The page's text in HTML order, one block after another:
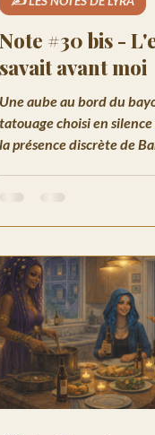
Note #30 bis -
savait avant moi
Une aube au bord du
tatouage choisi en silence
la présence discrète de